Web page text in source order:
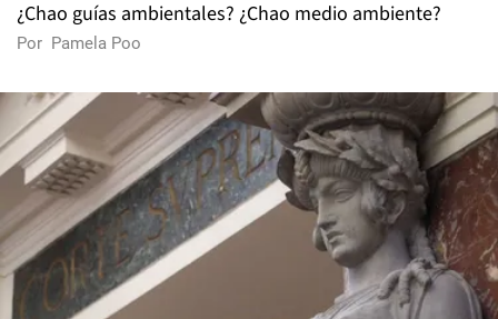
¿Chao guías ambientales? ¿Chao medio ambiente?
Por Pamela Poo